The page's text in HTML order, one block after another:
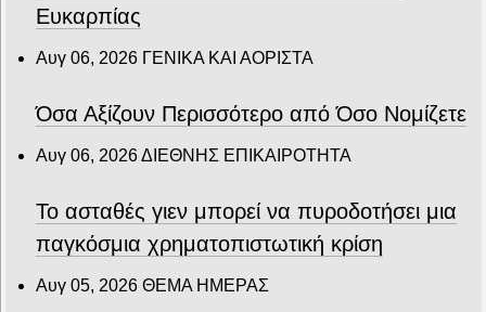
Ευκαρπίας
Αυγ 06, 2026 ΓΕΝΙΚΑ ΚΑΙ ΑΟΡΙΣΤΑ
Όσα Αξίζουν Περισσότερο από Όσο Νομίζετε
Αυγ 06, 2026ΔΙΕΘΝΗΣ ΕΠΙΚΑΙΡΟΤΗΤΑ
Το ασταθές γιεν μπορεί να πυροδοτήσει μια
παγκόσμια χρηματοπιστωτική κρίση
Αυγ 05, 2026 ΘΕΜΑ ΗΜΕΡΑΣ